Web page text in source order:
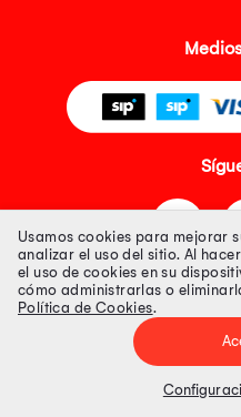
Tienda
Tiendas Peruanas S.A. R.U.C.
Precios disponibles solo en
Usamos cookies para mejorar
analizar el uso del sitio. Al
el uso de cookies en su
cómo administrarlas o
Política de Cookies.